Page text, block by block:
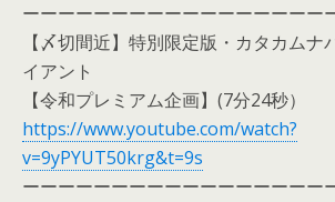
ーーーーーーーーーーーーーーーーー
【〆切間近】特別限定版・カタカムナ
イアント
【令和プレミアム企画】(7分24秒）
https://www.youtube.com/watch?
v=9yPYUT50krg&t=9s
ーーーーーーーーーーーーーーーーー